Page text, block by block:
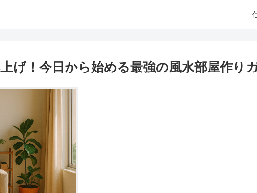
げ！今日から始める最強の風水部屋作り